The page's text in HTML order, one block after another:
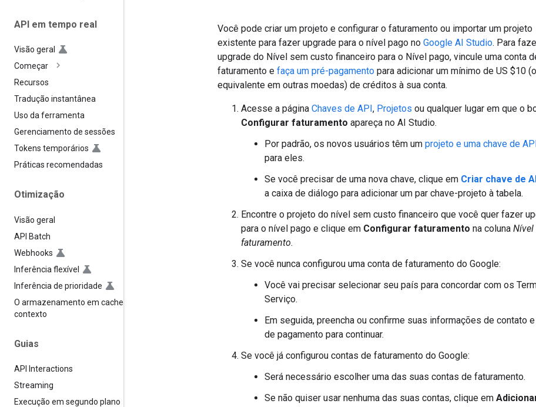
API em tempo real
Visão geral
Começar
Recursos
Tradução instantânea
Uso da ferramenta
Gerenciamento de sessões
Tokens temporários
Práticas recomendadas
Otimização
Visão geral
API Batch
Webhooks
Inferência flexível
Inferência de prioridade
O armazenamento em cache de
contexto
Guias
API Interactions
Streaming
Execução em segundo plano
Você pode criar um projeto e configurar o faturamento ou importar um projeto
existente para fazer upgrade para o nível pago no Google AI Studio. Para
upgrade do Nível sem custo financeiro para o Nível pago, vincule uma conta
faturamento e faça um pré-pagamento para adicionar um mínimo de US $10
equivalente em outras moedas) de créditos à sua conta.
Acesse a página Chaves de API, Projetos ou qualquer lugar em que o
Configurar faturamento apareça no AI Studio.
Por padrão, os novos usuários têm um projeto e uma chave de
para eles.
Se você precisar de uma nova chave, clique em Criar chave de
a caixa de diálogo para adicionar um par chave-projeto à tabela.
Encontre o projeto do nível sem custo financeiro que você quer fazer
para o nível pago e clique em Configurar faturamento na coluna Nível
faturamento.
Se você nunca configurou uma conta de faturamento do Google:
Você vai precisar selecionar seu país para concordar com os
Serviço.
Em seguida, preencha ou confirme suas informações de contato
de pagamento para continuar.
Se você já configurou contas de faturamento do Google:
Será necessário escolher uma das suas contas de faturamento.
Se não quiser usar nenhuma das suas contas, clique em